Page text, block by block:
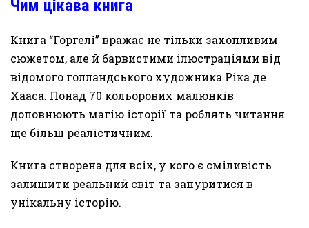
Чим цікава книга
Книга “Горгелі” вражає не тільки захопливим
сюжетом, але й барвистими ілюстраціями від
відомого голландського художника Ріка де
Хааса. Понад 70 кольорових малюнків
доповнюють магію історії та роблять читання
ще більш реалістичним.
Книга створена для всіх, у кого є сміливість
залишити реальний світ та зануритися в
унікальну історію.